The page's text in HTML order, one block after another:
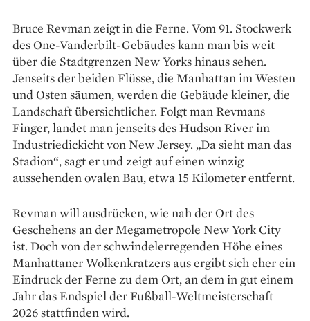
Bruce Revman zeigt in die Ferne. Vom 91. Stockwerk
des One-Vanderbilt-Gebäudes kann man bis weit
über die Stadtgrenzen New Yorks hinaus sehen.
Jenseits der beiden Flüsse, die Manhattan im Westen
und Osten säumen, werden die Gebäude kleiner, die
Landschaft übersichtlicher. Folgt man Revmans
Finger, landet man jenseits des Hudson River im
Industriedickicht von New Jersey. „Da sieht man das
Stadion“, sagt er und zeigt auf einen winzig
aussehenden ovalen Bau, etwa 15 Kilometer entfernt.
Revman will ausdrücken, wie nah der Ort des
Geschehens an der Megametropole New York City
ist. Doch von der schwindelerregenden Höhe eines
Manhattaner Wolkenkratzers aus ergibt sich eher ein
Eindruck der Ferne zu dem Ort, an dem in gut einem
Jahr das Endspiel der Fußball-Weltmeisterschaft
2026 stattfinden wird.